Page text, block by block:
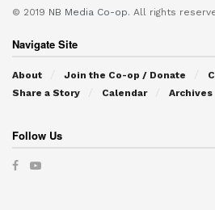
© 2019 NB Media Co-op. All rights
Navigate Site
About Join the Co-op / Donate
Share a Story
Calendar Archives
Follow Us